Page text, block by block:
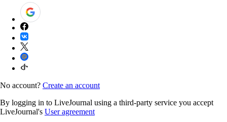
No account? Create an account
By logging in to LiveJournal using a third-party service you accept
LiveJournal's User agreement